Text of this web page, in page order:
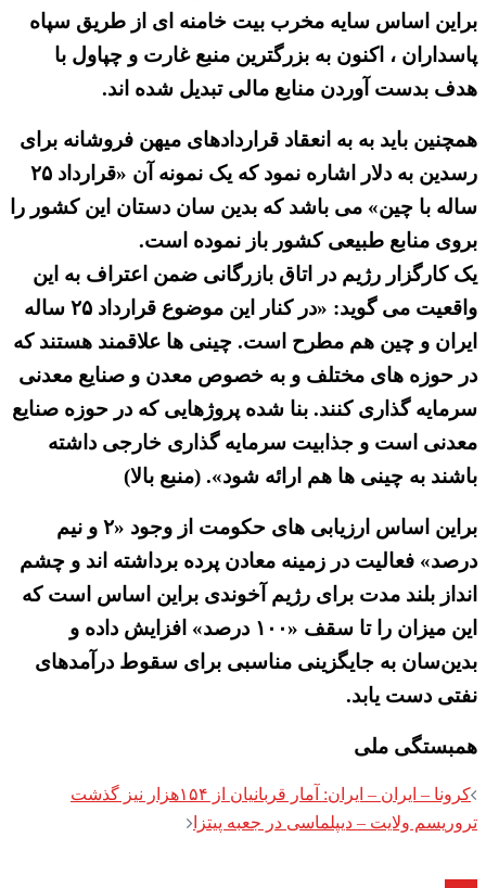
براین اساس سایه مخرب بیت خامنه ای از طریق سپاه
پاسداران ، اکنون به بزرگترین منبع غارت و چپاول با
هدف بدست آوردن منابع مالی تبدیل شده اند.
همچنین باید به به انعقاد قراردادهای میهن فروشانه برای
رسدین به دلار اشاره نمود که یک نمونه آن «قرارداد ۲۵
ساله با چین» می باشد که بدین سان دستان این کشور را
بروی منابع طبیعی کشور باز نموده است.
یک کارگزار رژیم در اتاق بازرگانی ضمن اعتراف به این
واقعیت می گوید: «در کنار این موضوع قرارداد ۲۵ ساله
ایران و چین هم مطرح است. چینی ها علاقمند هستند که
در حوزه های مختلف و به خصوص معدن و صنایع معدنی
سرمایه گذاری کنند. بنا شده پروژهایی که در حوزه صنایع
معدنی است و جذابیت سرمایه گذاری خارجی داشته
باشند به چینی ها هم ارائه شود». (منبع بالا)
براین اساس ارزیابی های حکومت از وجود «۲ و نیم
درصد» فعالیت در زمینه معادن پرده برداشته اند و چشم
انداز بلند مدت برای رژیم آخوندی براین اساس است که
این میزان را تا سقف «۱۰۰ درصد» افزایش داده و
بدین‌سان به جایگزینی مناسبی برای سقوط درآمدهای
نفتی دست یابد.
همبستگی ملی
Post
navigation
کرونا – ایران – ایران: آمار قربانیان از ۱۵۴هزار نیز گذشت
تروریسم ولایت – دیپلماسی در جعبه پیتزا